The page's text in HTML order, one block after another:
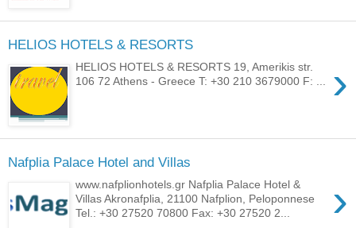
HELIOS HOTELS & RESORTS
›
HELIOS HOTELS & RESORTS 19, Amerikis str.
106 72 Athens - Greece T: +30 210 3679000 F: ...
Nafplia Palace Hotel and Villas
›
www.nafplionhotels.gr Nafplia Palace Hotel &
Villas Akronafplia, 21100 Nafplion, Peloponnese
Tel.: +30 27520 70800 Fax: +30 27520 2...